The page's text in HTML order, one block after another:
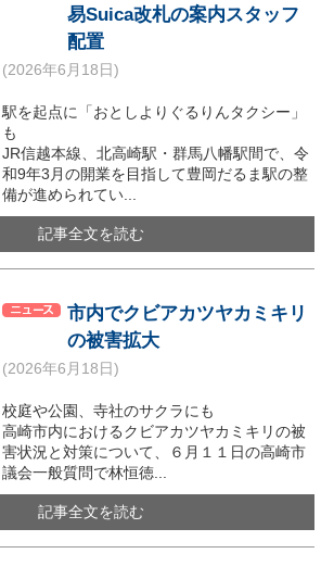
易Suica改札の案内スタッフ
配置
(2026年6月18日)
駅を起点に「おとしよりぐるりんタクシー」
も
JR信越本線、北高崎駅・群馬八幡駅間で、令
和9年3月の開業を目指して豊岡だるま駅の整
備が進められてい...
記事全文を読む
市内でクビアカツヤカミキリ
の被害拡大
(2026年6月18日)
校庭や公園、寺社のサクラにも
高崎市内におけるクビアカツヤカミキリの被
害状況と対策について、６月１１日の高崎市
議会一般質問で林恒徳...
記事全文を読む